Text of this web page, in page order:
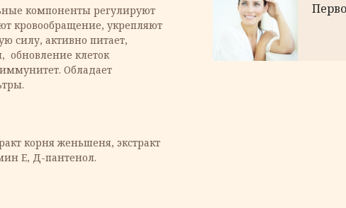
компоненты регулируют
кровообращение, укрепляют
силу, активно питает,
обновление клеток
Обладает
корня женьшеня, экстракт
Е, Д-пантенол.